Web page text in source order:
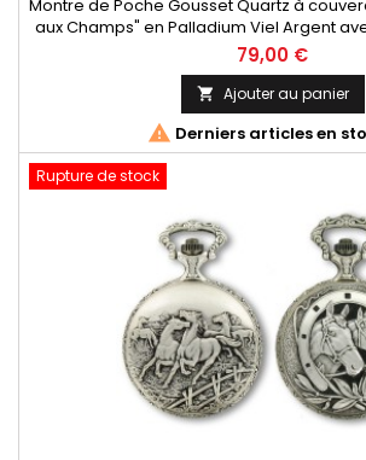
Montre de Poche Gousset Quartz à
aux Champs" en Palladium Viel Argent
Arabes. Mouvement Ronda 515 Swiss
dateur à 3h. Fabrication
79,00 €
 Ajouter au panier
 Derniers articles en
Rupture de stock